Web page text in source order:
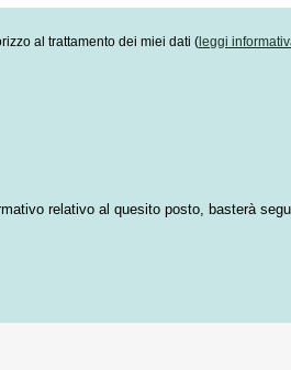
al trattamento dei miei dati ( leggi
relativo al quesito posto, basterà